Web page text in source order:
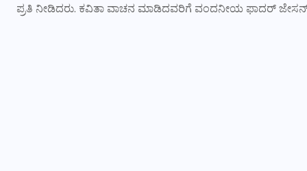
ಪ್ರತಿ ನೀಡಿದರು. ಕವಿತಾ ವಾಚನ ಮಾಡಿದವರಿಗೆ ವಂದನೀಯ ಫಾದರ್